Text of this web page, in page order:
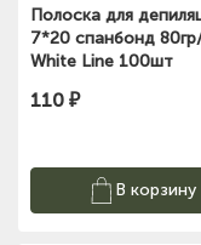
Полоска для
7*20 спанбонд
White Line 100шт
110 ₽
В корзину